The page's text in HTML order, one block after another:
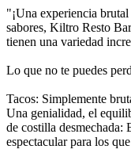
​"¡Una experiencia
sabores, Kiltro Resto
tienen una variedad
​Lo que no te puedes
​Tacos: Simplemente
Una genialidad, el
de costilla desmechada:
espectacular para los